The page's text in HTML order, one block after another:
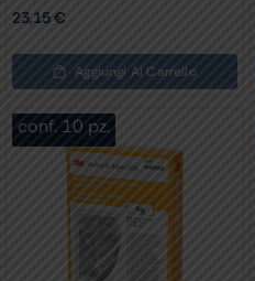
23,15€
Aggiungi Al Carrello
conf. 10 pz.